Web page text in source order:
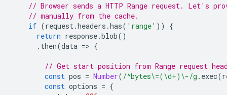
// Browser sends a HTTP Range request. Let's
// manually from the cache.
if (request.headers .has( 'range' ))
{
return response.blob()
. then(data => {
// Get start position from Range request
const pos = Number( /^bytes\=(\d+)\-/g . exec(
const options = {